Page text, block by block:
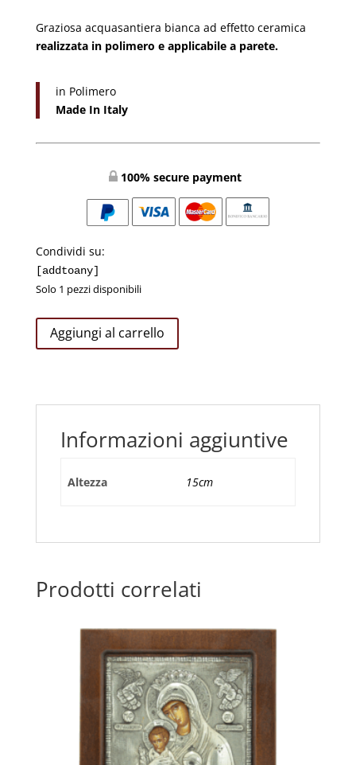
Graziosa acquasantiera bianca ad effetto ceramica
realizzata in polimero e applicabile a parete.
in Polimero
Made In Italy
100% secure payment
Condividi su:
[addtoany]
Solo 1 pezzi disponibili
ACQUASANTIERA
ICONA
quantità
Aggiungi al carrello
Informazioni aggiuntive
Altezza 15cm
Prodotti correlati